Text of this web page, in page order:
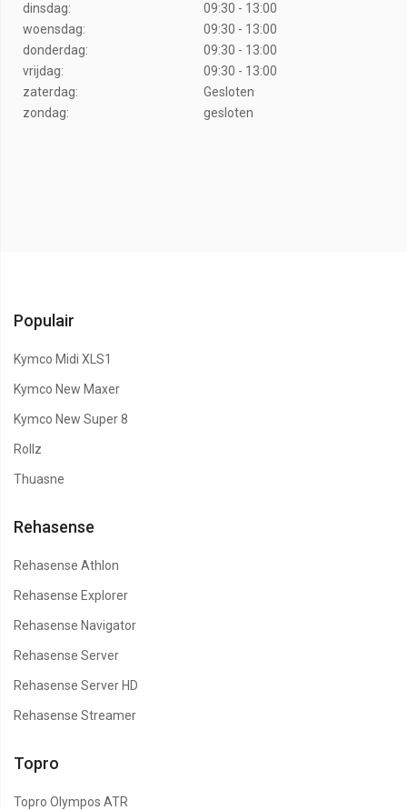
dinsdag:
09:30 - 13:00
woensdag:
09:30 - 13:00
donderdag:
09:30 - 13:00
vrijdag:
09:30 - 13:00
zaterdag:
Gesloten
zondag:
gesloten
Populair
Kymco Midi XLS1
Kymco New Maxer
Kymco New Super 8
Rollz
Thuasne
Rehasense
Rehasense Athlon
Rehasense Explorer
Rehasense Navigator
Rehasense Server
Rehasense Server HD
Rehasense Streamer
Topro
Topro Olympos ATR